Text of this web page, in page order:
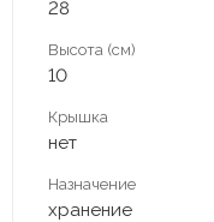
28
Высота (см)
10
Крышка
нет
Назначение
хранение